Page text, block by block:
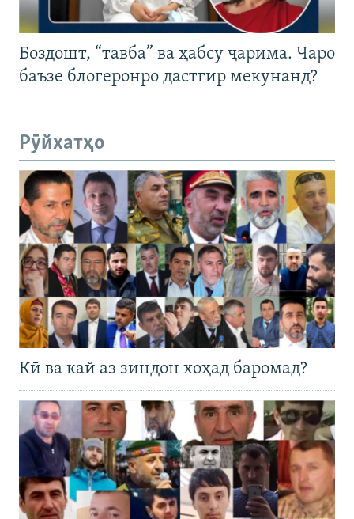
Боздошт, “тавба” ва ҳабсу ҷарима. Чаро
баъзе блогеронро дастгир мекунанд?
Рӯйхатҳо
Кӣ ва кай аз зиндон хоҳад баромад?